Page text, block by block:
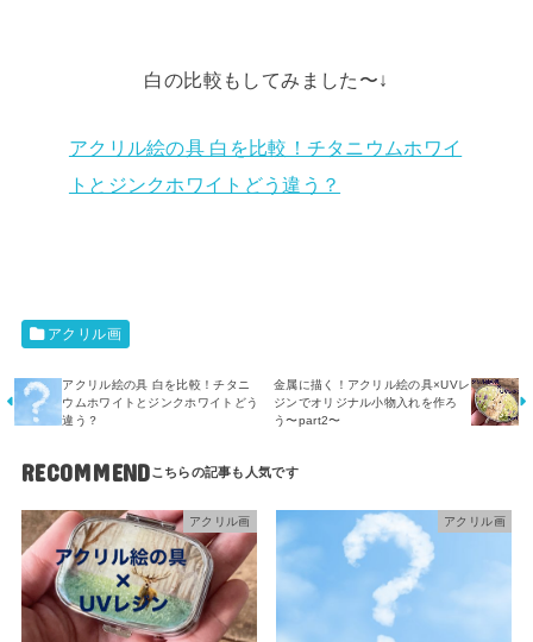
白の比較もしてみました〜↓
アクリル絵の具 白を比較！チタニウムホワイ
トとジンクホワイトどう違う？
アクリル画
アクリル絵の具 白を比較！チタニ
ウムホワイトとジンクホワイトどう
違う？
金属に描く！アクリル絵の具×UVレ
ジンでオリジナル小物入れを作ろ
う〜part2〜
RECOMMEND
アクリル画 アクリル画